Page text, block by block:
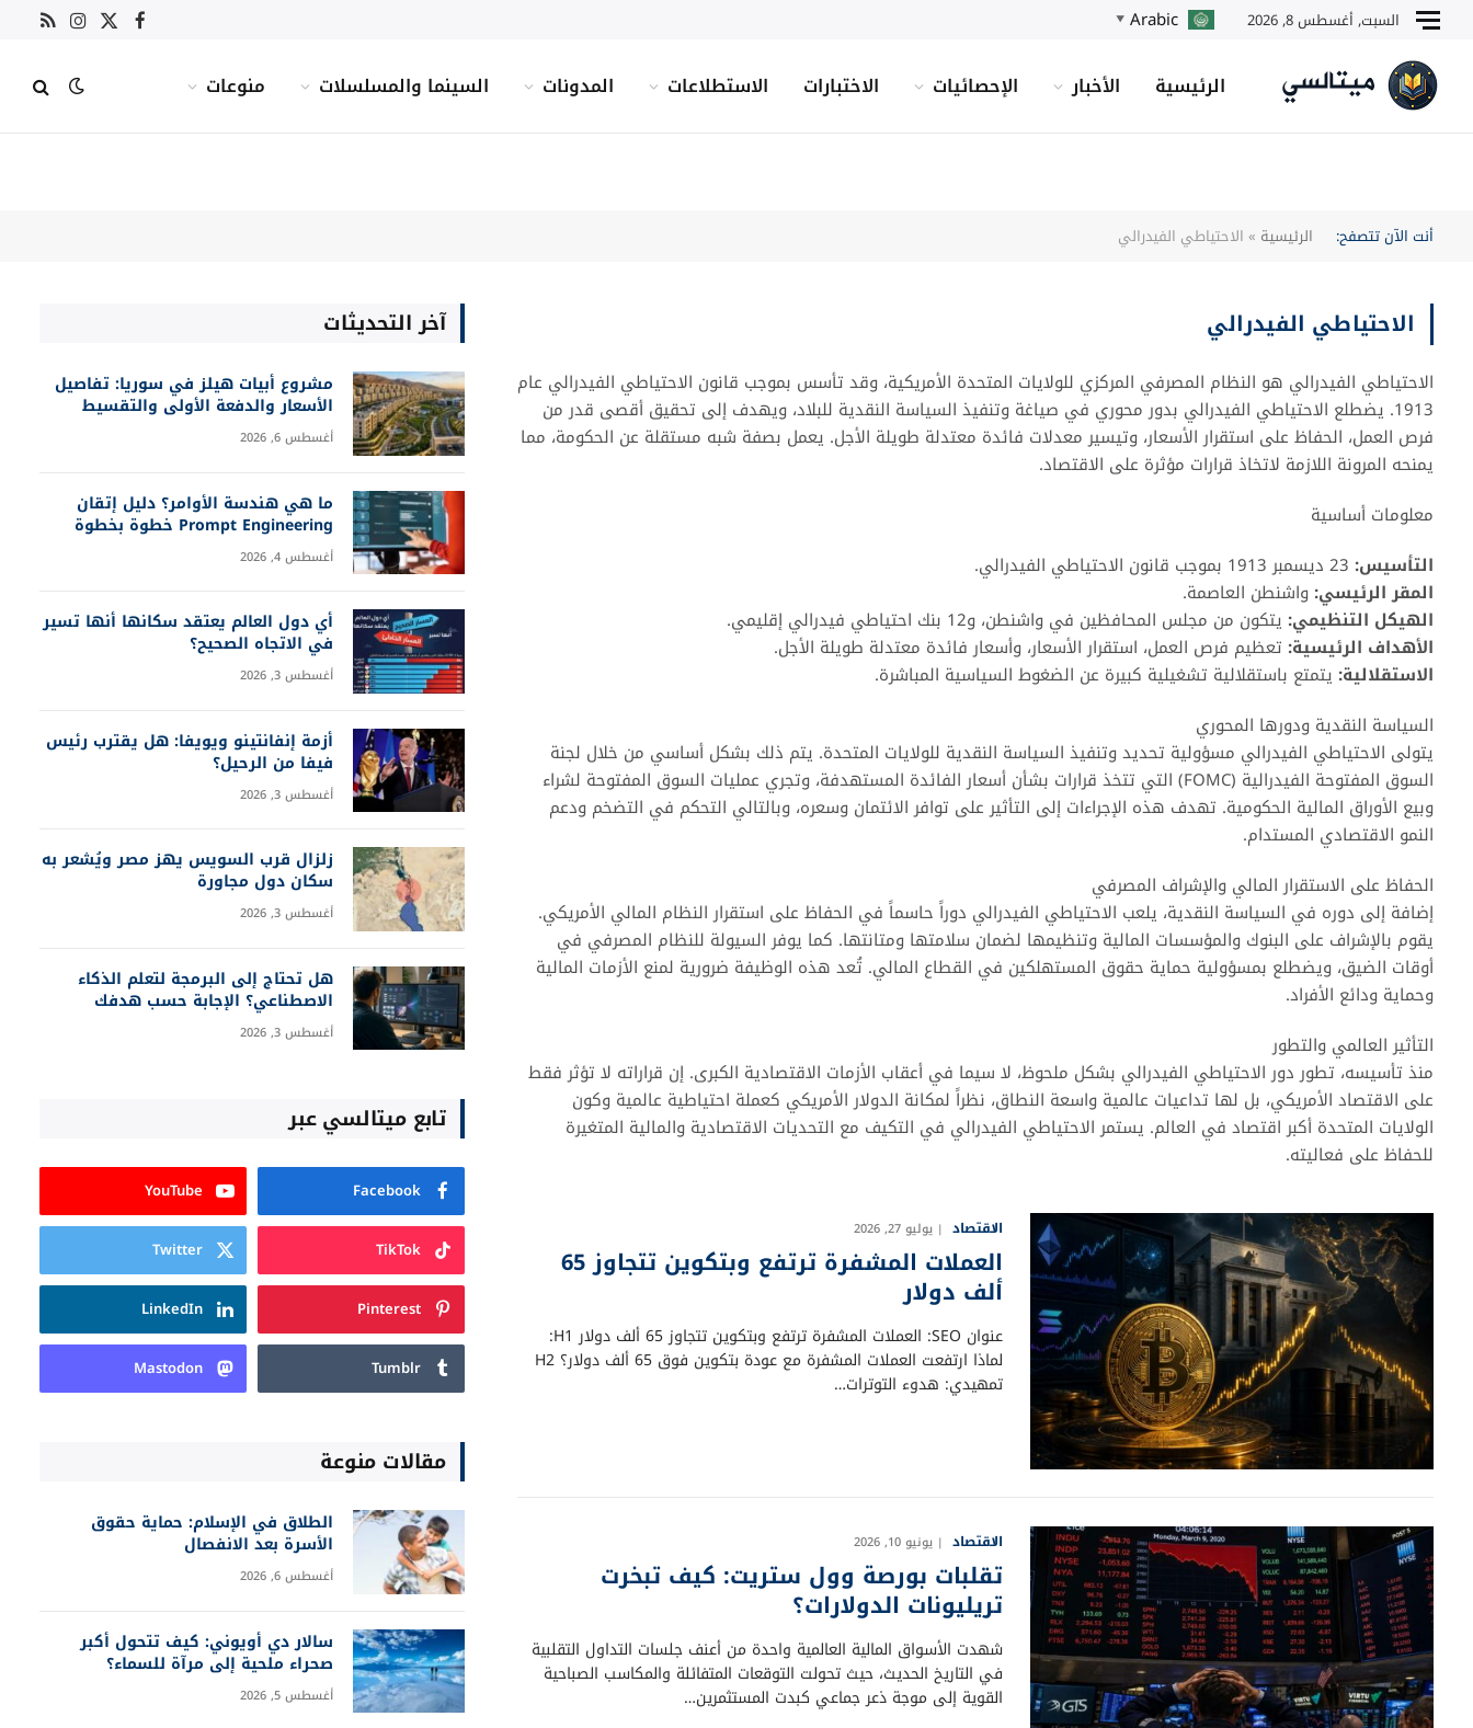
السبت, أغسطس 8, 2026 Arabic
▼ فيسبوك
X الانستغرام
RSS
الرئيسية الأخبار الإحصائيات الاختبارات الاستطلاعات المدونات السينما والمسلسلات منوعات
أنت الآن تتصفح: الرئيسية » الاحتياطي الفيدرالي
الاحتياطي الفيدرالي
الاحتياطي الفيدرالي هو النظام المصرفي المركزي للولايات المتحدة الأمريكية، وقد تأسس بموجب قانون الاحتياطي الفيدرالي عام
1913. يضطلع الاحتياطي الفيدرالي بدور محوري في صياغة وتنفيذ السياسة النقدية للبلاد، ويهدف إلى تحقيق أقصى قدر من
فرص العمل، الحفاظ على استقرار الأسعار، وتيسير معدلات فائدة معتدلة طويلة الأجل. يعمل بصفة شبه مستقلة عن الحكومة، مما
يمنحه المرونة اللازمة لاتخاذ قرارات مؤثرة على الاقتصاد.
معلومات أساسية
التأسيس:
المقر الرئيسي: واشنطن العاصمة.
الهيكل التنظيمي: يتكون من مجلس المحافظين في واشنطن، و12 بنك احتياطي فيدرالي إقليمي.
الأهداف الرئيسية: تعظيم فرص العمل، استقرار الأسعار، وأسعار فائدة معتدلة طويلة الأجل.
الاستقلالية: يتمتع باستقلالية تشغيلية كبيرة عن الضغوط السياسية المباشرة.
السياسة النقدية ودورها المحوري
يتولى الاحتياطي الفيدرالي مسؤولية تحديد وتنفيذ السياسة النقدية للولايات المتحدة. يتم ذلك بشكل أساسي من خلال لجنة
السوق المفتوحة الفيدرالية (FOMC) التي تتخذ قرارات بشأن أسعار الفائدة المستهدفة، وتجري عمليات السوق المفتوحة لشراء
وبيع الأوراق المالية الحكومية. تهدف هذه الإجراءات إلى التأثير على توافر الائتمان وسعره، وبالتالي التحكم في التضخم ودعم
النمو الاقتصادي المستدام.
الحفاظ على الاستقرار المالي والإشراف المصرفي
إضافة إلى دوره في السياسة النقدية، يلعب الاحتياطي الفيدرالي دوراً حاسماً في الحفاظ على استقرار النظام المالي الأمريكي.
يقوم بالإشراف على البنوك والمؤسسات المالية وتنظيمها لضمان سلامتها ومتانتها. كما يوفر السيولة للنظام المصرفي في
أوقات الضيق، ويضطلع بمسؤولية حماية حقوق المستهلكين في القطاع المالي. تُعد هذه الوظيفة ضرورية لمنع الأزمات المالية
وحماية ودائع الأفراد.
التأثير العالمي والتطور
منذ تأسيسه، تطور دور الاحتياطي الفيدرالي بشكل ملحوظ، لا سيما في أعقاب الأزمات الاقتصادية الكبرى. إن قراراته لا تؤثر فقط
على الاقتصاد الأمريكي، بل لها تداعيات عالمية واسعة النطاق، نظراً لمكانة الدولار الأمريكي كعملة احتياطية عالمية وكون
الولايات المتحدة أكبر اقتصاد في العالم. يستمر الاحتياطي الفيدرالي في التكيف مع التحديات الاقتصادية والمالية المتغيرة
للحفاظ على فعاليته.
الاقتصاد يوليو 27, 2026
العملات المشفرة ترتفع وبتكوين تتجاوز 65
ألف دولار
عنوان SEO: العملات المشفرة ترتفع وبتكوين تتجاوز 65 ألف دولار H1:
لماذا ارتفعت العملات المشفرة مع عودة بتكوين فوق 65 ألف دولار؟ H2
تمهيدي: هدوء التوترات…
الاقتصاد يونيو 10, 2026
تقلبات بورصة وول ستريت: كيف تبخرت
تريليونات الدولارات؟
شهدت الأسواق المالية العالمية واحدة من أعنف جلسات التداول التقلبية
في التاريخ الحديث، حيث تحولت التوقعات المتفائلة والمكاسب الصباحية
القوية إلى موجة ذعر جماعي كبدت المستثمرين…
آخر التحديثات
مشروع أبيات هيلز في سوريا: تفاصيل
الأسعار والدفعة الأولى والتقسيط
أغسطس 6, 2026
ما هي هندسة الأوامر؟ دليل إتقان
Prompt Engineering خطوة بخطوة
أغسطس 4, 2026
أي دول العالم يعتقد سكانها أنها تسير
في الاتجاه الصحيح؟
أغسطس 3, 2026
أزمة إنفانتينو ويويفا: هل يقترب رئيس
فيفا من الرحيل؟
أغسطس 3, 2026
زلزال قرب السويس يهز مصر ويُشعر به
سكان دول مجاورة
أغسطس 3, 2026
هل تحتاج إلى البرمجة لتعلم الذكاء
الاصطناعي؟ الإجابة حسب هدفك
أغسطس 3, 2026
تابع ميتالسي عبر
Facebook
YouTube
TikTok
Twitter
Pinterest
LinkedIn
Tumblr
Mastodon
مقالات منوعة
الطلاق في الإسلام: حماية حقوق
الأسرة بعد الانفصال
أغسطس 6, 2026
سالار دي أويوني: كيف تتحول أكبر
صحراء ملحية إلى مرآة للسماء؟
أغسطس 5, 2026